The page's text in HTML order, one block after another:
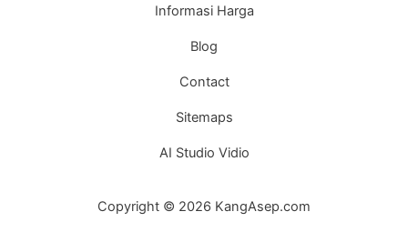
Informasi Harga
Blog
Contact
Sitemaps
AI Studio Vidio
Copyright © 2026 KangAsep.com